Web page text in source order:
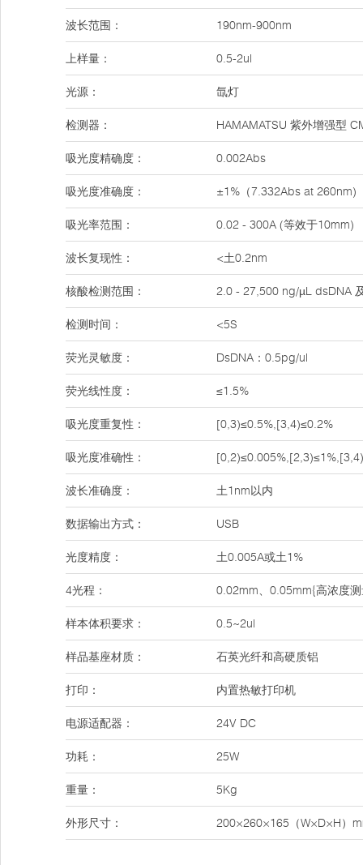
波长范围： 190nm-900nm
上样量： 0.5-2ul
光源： 氙灯
检测器： HAMAMATSU 紫外增强型
吸光度精确度： 0.002Abs
吸光度准确度： ±1%（7.332Abs at 260nm)
吸光率范围： 0.02 - 300A (等效于10mm)
波长复现性： <土0.2nm
核酸检测范围： 2.0 - 27,500 ng/µL dsDNA
检测时间： <5S
荧光灵敏度： DsDNA：0.5pg/ul
荧光线性度： ≤1.5%
吸光度重复性： [0,3)≤0.5%,[3,4)≤0.2%
吸光度准确性：
波长准确度： 土1nm以内
数据输出方式： USB
光度精度： 土0.005A或土1%
4光程： 0.02mm、0.05mm{高浓度
样本体积要求： 0.5~2ul
样品基座材质： 石英光纤和高硬质铝
打印： 内置热敏打印机
电源适配器： 24V DC
功耗： 25W
重量： 5Kg
外形尺寸： 200×260×165（W×D×H）